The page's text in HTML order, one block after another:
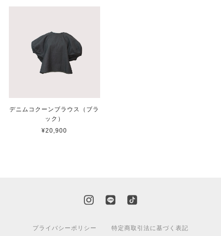
デニムコクーンブラウス（ブラ
ック）
¥20,900
プライバシーポリシー 特定商取引法に基づく表記